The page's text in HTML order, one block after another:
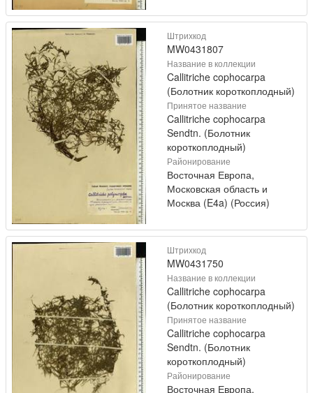
Штрихкод
MW0431807
Название в коллекции
Callitriche cophocarpa
(Болотник короткоплодный)
Принятое название
Callitriche cophocarpa
Sendtn. (Болотник
короткоплодный)
Районирование
Восточная Европа,
Московская область и
Москва (E4a) (Россия)
Штрихкод
MW0431750
Название в коллекции
Callitriche cophocarpa
(Болотник короткоплодный)
Принятое название
Callitriche cophocarpa
Sendtn. (Болотник
короткоплодный)
Районирование
Восточная Европа,